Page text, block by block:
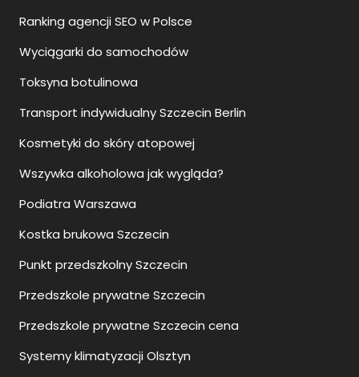
Ranking agencji SEO w Polsce
Wyciągarki do samochodów
Toksyna botulinowa
Transport indywidualny Szczecin Berlin
Kosmetyki do skóry atopowej
Wszywka alkoholowa jak wygląda?
Podiatra Warszawa
Kostka brukowa Szczecin
Punkt przedszkolny Szczecin
Przedszkole prywatne Szczecin
Przedszkole prywatne Szczecin cena
Systemy klimatyzacji Olsztyn